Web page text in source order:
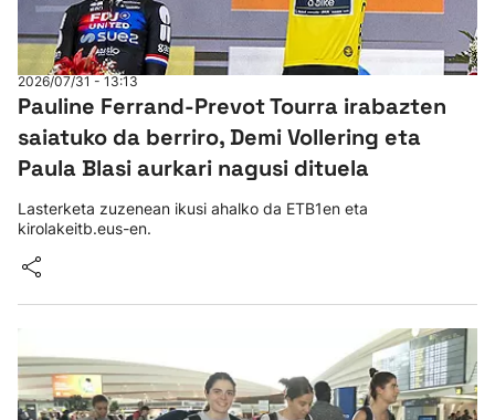
2026/07/31 - 13:13
Pauline Ferrand-Prevot Tourra irabazten
saiatuko da berriro, Demi Vollering eta
Paula Blasi aurkari nagusi dituela
Lasterketa zuzenean ikusi ahalko da ETB1en eta
kirolakeitb.eus-en.